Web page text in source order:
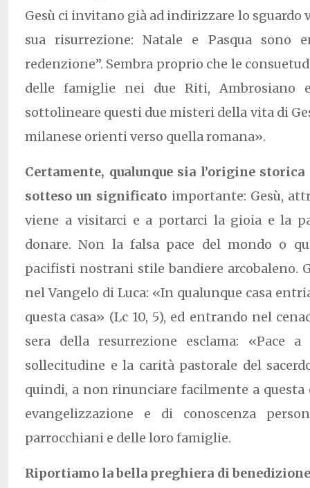
Gesù ci invitano già ad indirizzare lo sguardo
sua risurrezione: Natale e Pasqua sono
redenzione”. Sembra proprio che le
delle famiglie nei due Riti, Ambrosiano
sottolineare questi due misteri della vita di
milanese orienti verso quella romana».
Certamente, qualunque sia l’origine
sotteso un significato importante: Gesù,
viene a visitarci e a portarci la gioia e la
donare. Non la falsa pace del mondo o
pacifisti nostrani stile bandiere arcobaleno.
nel Vangelo di Luca: «In qualunque casa
questa casa» (Lc 10, 5), ed entrando nel
sera della resurrezione esclama: «Pace a
sollecitudine e la carità pastorale del
quindi, a non rinunciare facilmente a questa
evangelizzazione e di conoscenza
parrocchiani e delle loro famiglie.
Riportiamo la bella preghiera di